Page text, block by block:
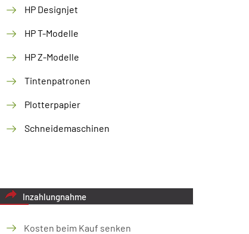
HP Designjet
HP T-Modelle
HP Z-Modelle
Tintenpatronen
Plotterpapier
Schneidemaschinen
Inzahlungnahme
Kosten beim Kauf senken